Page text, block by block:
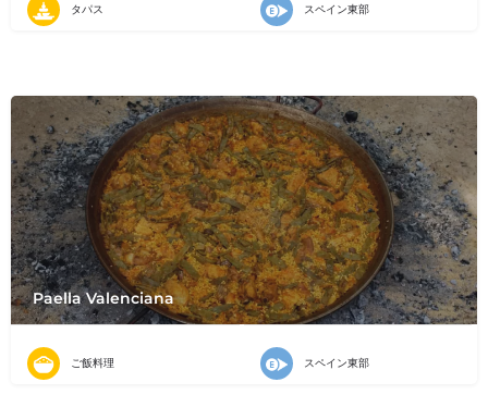
タパス スペイン東部
Paella Valenciana
ご飯料理 スペイン東部